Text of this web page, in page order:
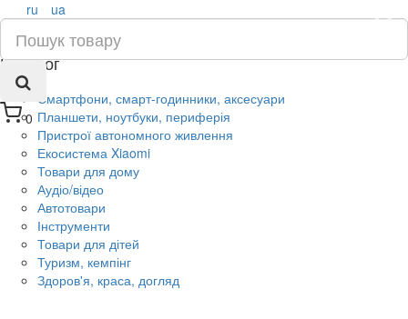
0
×
ru ua
Каталог
Смартфони, смарт-годинники, аксесуари
Планшети, ноутбуки, периферія
Пристрої автономного живлення
Екосистема Xiaomi
Товари для дому
Аудіо/відео
Автотовари
Інструменти
Товари для дітей
Туризм, кемпінг
Здоров'я, краса, догляд